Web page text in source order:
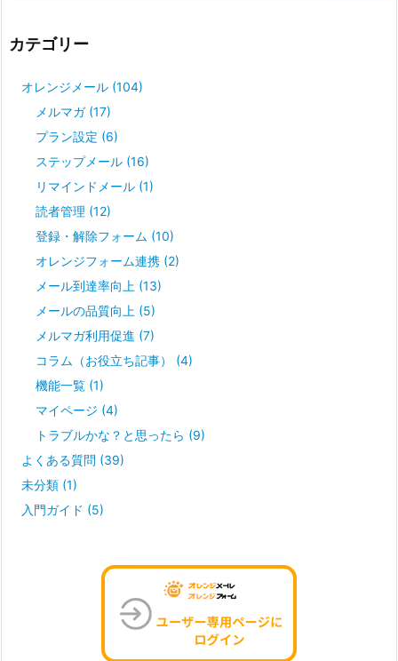
カテゴリー
オレンジメール (104)
メルマガ (17)
プラン設定 (6)
ステップメール (16)
リマインドメール (1)
読者管理 (12)
登録・解除フォーム (10)
オレンジフォーム連携 (2)
メール到達率向上 (13)
メールの品質向上 (5)
メルマガ利用促進 (7)
コラム（お役立ち記事） (4)
機能一覧 (1)
マイページ (4)
トラブルかな？と思ったら (9)
よくある質問 (39)
未分類 (1)
入門ガイド (5)